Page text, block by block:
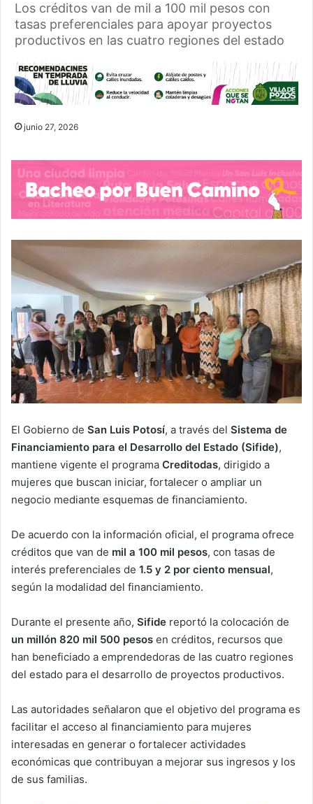
Los créditos van de mil a 100 mil pesos con
tasas preferenciales para apoyar proyectos
productivos en las cuatro regiones del estado
junio 27, 2026
El Gobierno de San Luis Potosí, a través del Sistema de
Financiamiento para el Desarrollo del Estado (Sifide),
mantiene vigente el programa Creditodas, dirigido a
mujeres que buscan iniciar, fortalecer o ampliar un
negocio mediante esquemas de financiamiento.
De acuerdo con la información oficial, el programa ofrece
créditos que van de mil a 100 mil pesos, con tasas de
interés preferenciales de 1.5 y 2 por ciento mensual,
según la modalidad del financiamiento.
Durante el presente año, Sifide reportó la colocación de
un millón 820 mil 500 pesos en créditos, recursos que
han beneficiado a emprendedoras de las cuatro regiones
del estado para el desarrollo de proyectos productivos.
Las autoridades señalaron que el objetivo del programa es
facilitar el acceso al financiamiento para mujeres
interesadas en generar o fortalecer actividades
económicas que contribuyan a mejorar sus ingresos y los
de sus familias.